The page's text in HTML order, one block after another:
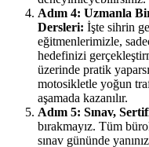
Adım 4: Uzmanla
Dersleri: İşte sihrin
eğitmenlerimizle,
hedefinizi
üzerinde pratik
motosikletle yoğun
aşamada kazanılır.
Adım 5: Sınav,
bırakmayız. Tüm
sınav gününde